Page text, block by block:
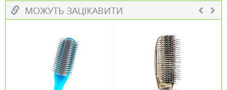
МОЖУТЬ ЗАЦІКАВИТИ